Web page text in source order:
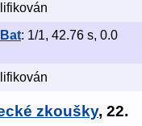
: 1/1, 42.76 s, 0.0
zkoušky, 22.